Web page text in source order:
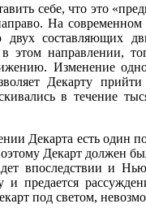
себе, что это
На современном
двух составляющих
этом направлении,
Изменение
Декарту
в течение
Декарта есть один
Декарт должен
впоследствии и
и предается
под светом,